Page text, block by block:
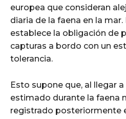
europea que consideran
diaria de la faena en la
establece la obligación de
capturas a bordo con un
tolerancia.
Esto supone que, al llegar
estimado durante la faena
registrado posteriormente